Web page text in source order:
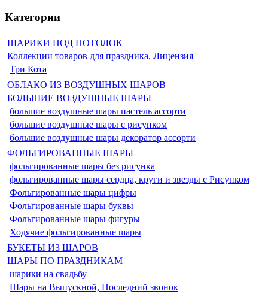
Категории
ШАРИКИ ПОД ПОТОЛОК
Коллекции товаров для праздника, Лицензия
Три Кота
ОБЛАКО ИЗ ВОЗДУШНЫХ ШАРОВ
БОЛЬШИЕ ВОЗДУШНЫЕ ШАРЫ
большие воздушные шары пастель ассорти
большие воздушные шары с рисунком
большие воздушные шары декоратор ассорти
ФОЛЬГИРОВАННЫЕ ШАРЫ
фольгированные шары без рисунка
фольгированные шары сердца, круги и звезды с Рисунком
Фольгированные шары цифры
Фольгированные шары буквы
Фольгированные шары фигуры
Ходячие фольгированные шары
БУКЕТЫ ИЗ ШАРОВ
ШАРЫ ПО ПРАЗДНИКАМ
шарики на свадьбу
Шары на Выпускной, Последний звонок